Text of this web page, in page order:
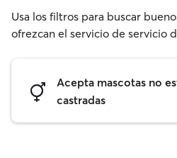
Usa los filtros para buscar
ofrezcan el servicio de servicio
Acepta mascotas no
castradas